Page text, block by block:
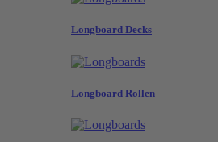
Longboard Decks
Longboard Rollen